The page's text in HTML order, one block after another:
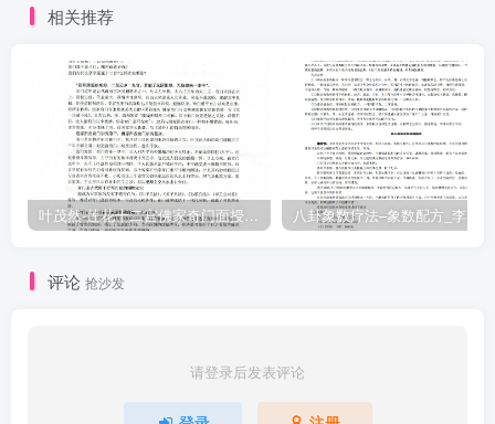
相关推荐
叶茂然-莲花十二宫佛家奇门面授及答疑 八卦象数疗法–象数配方_李春彬
评论 抢沙发
请登录后发表评论